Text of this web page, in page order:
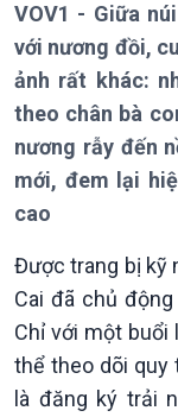
Giới thiệu
VOV1 - Giữa
với nương đồi,
ảnh rất khác:
theo chân bà
nương rẫy đến
mới, đem lại
cao
Được trang bị kỹ
Cai đã chủ
Chỉ với một buổi
thể theo dõi quy
là đăng ký trải